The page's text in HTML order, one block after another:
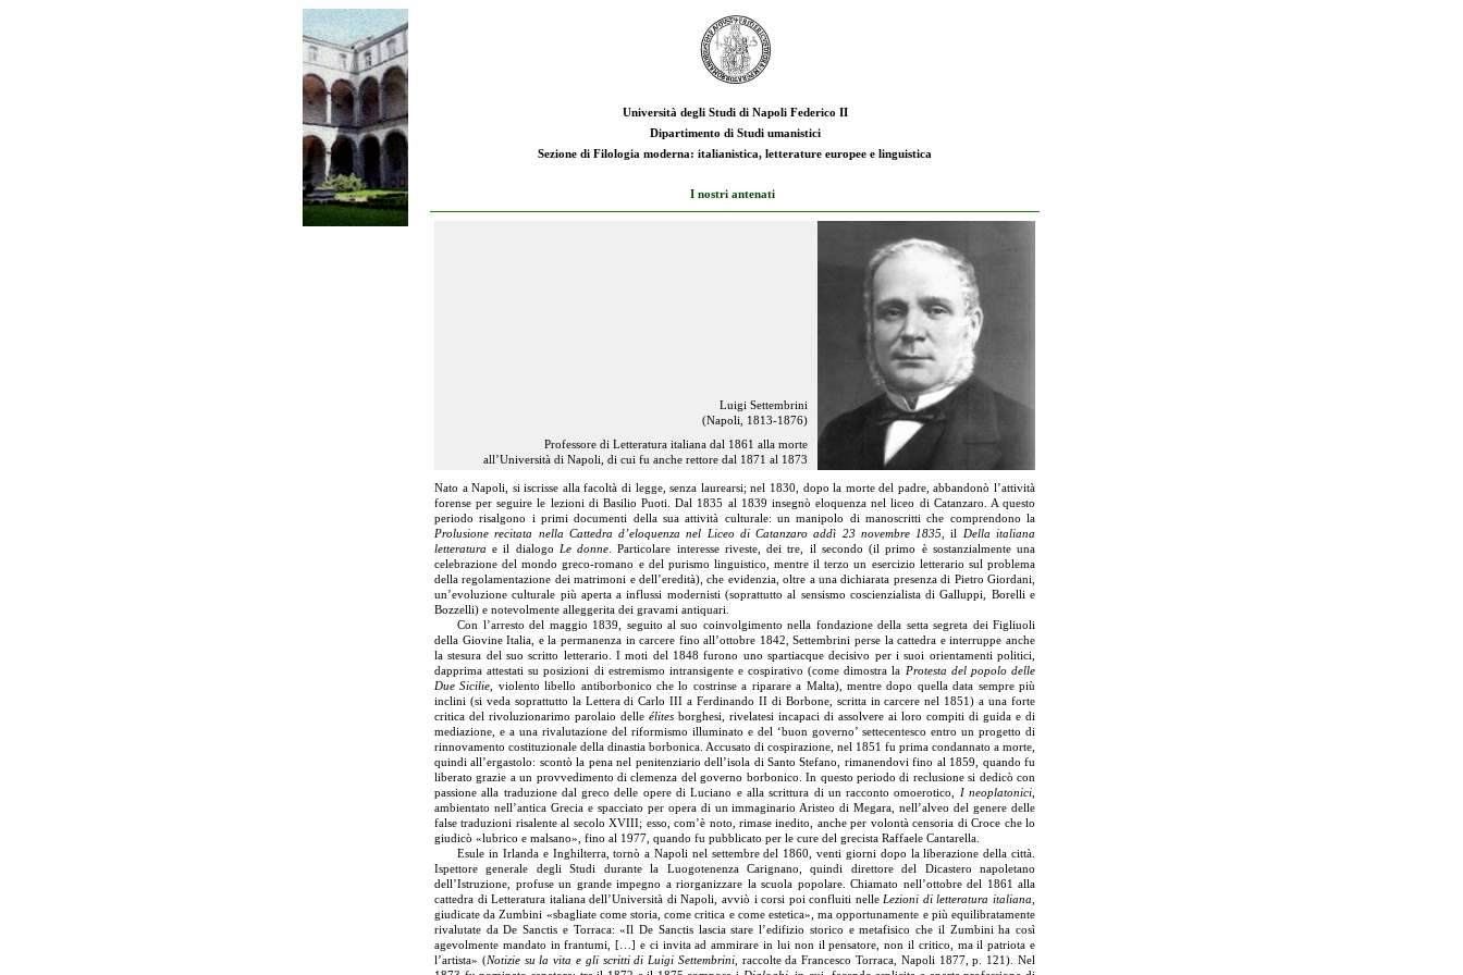
Università degli Studi di Napoli Federico II
Dipartimento di Studi umanistici
Sezione di Filologia moderna: italianistica, letterature europee e linguistica
I nostri antenati
Luigi Settembrini
(Napoli , 1813-1876)
Professore di Letteratura italiana dal 1861 alla morte
all’Università di Napoli, di cui fu anche rettore dal 1871 al 1873
Nato a Napoli, si iscrisse alla facoltà di legge, senza laurearsi; nel 1830, dopo la morte del padre, abbandonò l’attività
forense per seguire le lezioni di Basilio Puoti. Dal 1835 al 1839 insegnò eloquenza nel liceo di Catanzaro. A questo
periodo risalgono i primi documenti della sua attività culturale: un manipolo di manoscritti che comprendono la
Prolusione recitata nella Cattedra d’eloquenza nel Liceo di Catanzaro addì 23 novembre 1835
, il
Della italiana
letteratura e il dialogo Le donne . Particolare interesse riveste, dei tre, il secondo (il primo è sostanzialmente una
celebrazione del mondo greco-romano e del purismo linguistico, mentre il terzo un esercizio letterario sul problema
della regolamentazione dei matrimoni e dell’eredità), che evidenzia, oltre a una dichiarata presenza di Pietro Giordani,
un’evoluzione culturale più aperta a influssi modernisti (soprattutto al sensismo coscienzialista di Galluppi, Borelli e
Bozzelli) e notevolmente alleggerita dei gravami antiquari.
Con l’arresto del maggio 1839, seguito al suo coinvolgimento nella fondazione della setta segreta dei Figliuoli
della Giovine Italia, e la permanenza in carcere fino all’ottobre 1842, Settembrini perse la cattedra e interruppe anche
la stesura del suo scritto letterario. I moti del 1848 furono uno spartiacque decisivo per i suoi orientamenti politici,
dapprima attestati su posizioni di estremismo intransigente e cospirativo (come dimostra la Protesta del popolo delle
Due Sicilie , violento libello antiborbonico che lo costrinse a riparare a Malta), mentre dopo quella data sempre più
inclini (si veda soprattutto la Lettera di Carlo III a Ferdinando II di Borbone, scritta in carcere nel 1851) a una forte
critica del rivoluzionarimo parolaio delle élites borghesi, rivelatesi incapaci di assolvere ai loro compiti di guida e di
mediazione, e a una rivalutazione del riformismo illuminato e del ‘buon governo’ settecentesco entro un progetto di
rinnovamento costituzionale della dinastia borbonica. Accusato di cospirazione, nel 1851 fu prima condannato a morte,
quindi all’ergastolo: scontò la pena nel penitenziario dell’isola di Santo Stefano, rimanendovi fino al 1859, quando fu
liberato grazie a un provvedimento di clemenza del governo borbonico. In questo periodo di reclusione si dedicò con
passione alla traduzione dal greco delle opere di Luciano e alla scrittura di un racconto omoerotico,
I neoplatonici
ambientato nell’antica Grecia e spacciato per opera di un immaginario Aristeo di Megara, nell’alveo del genere delle
false traduzioni risalente al secolo XVIII; esso, com’è noto, rimase inedito, anche per volontà censoria di Croce che lo
giudicò «lubrico e malsano», fino al 1977, quando fu pubblicato per le cure del grecista Raffaele Cantarella.
Esule in Irlanda e Inghilterra, tornò a Napoli nel settembre del 1860, venti giorni dopo la liberazione della città.
Ispettore generale degli Studi durante la Luogotenenza Carignano, quindi direttore del Dicastero napoletano
dell’Istruzione, profuse un grande impegno a riorganizzare la scuola popolare. Chiamato nell’ottobre del 1861 alla
cattedra di Letteratura italiana dell’Università di Napoli, avviò i corsi poi confluiti nelle Lezioni di letteratura italiana
giudicate da Zumbini «sbagliate come storia, come critica e come estetica», ma opportunamente e più equilibratamente
rivalutate da De Sanctis e Torraca: «Il De Sanctis lascia stare l’edifizio storico e metafisico che il Zumbini ha così
agevolmente mandato in frantumi, […] e ci invita ad ammirare in lui non il pensatore, non il critico, ma il patriota e
l’artista» (Notizie su la vita e gli scritti di Luigi Settembrini, raccolte da Francesco Torraca, Napoli 1877, p. 121). Nel